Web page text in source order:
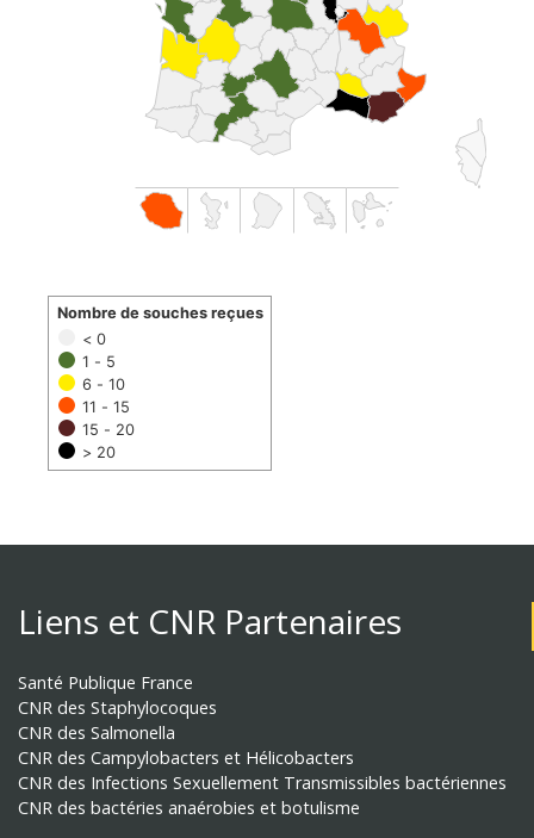
< 0
1 - 5
6 - 10
11 - 15
15 - 20
> 20
Nombre de souches reçues
Liens et CNR Partenaires
Santé Publique France
CNR des Staphylocoques
CNR des Salmonella
CNR des Campylobacters et Hélicobacters
CNR des Infections Sexuellement Transmissibles bactériennes
CNR des bactéries anaérobies et botulisme